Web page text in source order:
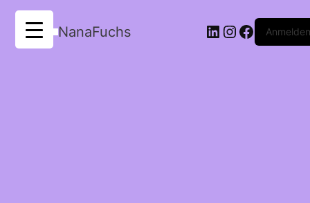
NanaFuchs LinkedIn
Instagram
Anmelden